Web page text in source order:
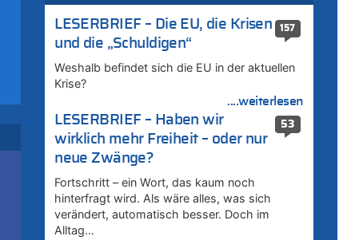
157
LESERBRIEF – Die EU, die Krisen
und die „Schuldigen“
Weshalb befindet sich die EU in der aktuellen
Krise?
....weiterlesen
53
LESERBRIEF – Haben wir
wirklich mehr Freiheit – oder nur
neue Zwänge?
Fortschritt – ein Wort, das kaum noch
hinterfragt wird. Als wäre alles, was sich
verändert, automatisch besser. Doch im
Alltag…